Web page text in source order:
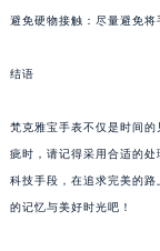
避免硬物接触：尽量避免将
结语
梵克雅宝手表不仅是时间
疵时，请记得采用合适的
科技手段，在追求完美的
的记忆与美好时光吧！